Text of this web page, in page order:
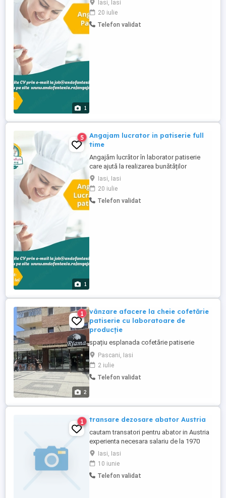
1
timp, suntem deschiși la noi idei de
produse care să încânte iubitorii de
dulciuri. Cerințe: persoană harnică,
Iasi, Iasi
20 iulie
Telefon validat
1
5
Angajam lucrator in patiserie full
time
Angajăm lucrător în laborator patiserie
care ajută la realizarea bunătăților
tradiționale, dispus să învețe și să
respecte rețetele noastre. Cerințe:
persoană harnică, implicată, bine
organizată, cu spirit de echipă noțiuni de
Iasi, Iasi
20 iulie
Telefon validat
2
1
vânzare afacere la cheie cofetărie
patiserie cu laboratoare de
producție
spațiu esplanada cofetărie patiserie
Pascani, Iasi
2 iulie
Telefon validat
1 transare dezosare abator Austria
cautam transatori pentru abator in Austria
experienta necesara salariu de la 1970
euro net lunar se lucrează de luni pana
vineri, 8 ore pe zi
Iasi, Iasi
10 iunie
Telefon validat